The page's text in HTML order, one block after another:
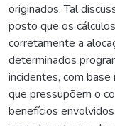
originados. Tal
posto que os
corretamente a
determinados
incidentes, com base
que pressupõem o
benefícios